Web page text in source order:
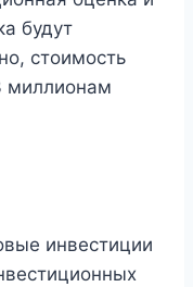
будут
стоимость
миллионам
инвестиции